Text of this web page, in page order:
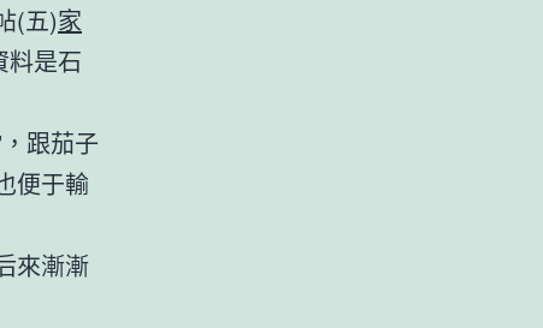
(五)家
料是石
跟茄子
便于輸
來漸漸